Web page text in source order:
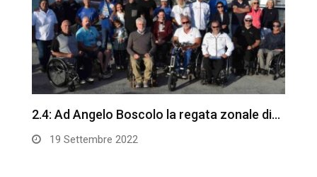
2.4: Ad Angelo Boscolo la regata zonale di…
19 Settembre 2022